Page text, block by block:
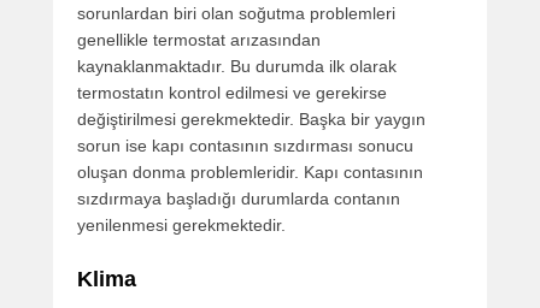
sorunlardan biri olan soğutma problemleri
genellikle termostat arızasından
kaynaklanmaktadır. Bu durumda ilk olarak
termostatın kontrol edilmesi ve gerekirse
değiştirilmesi gerekmektedir. Başka bir yaygın
sorun ise kapı contasının sızdırması sonucu
oluşan donma problemleridir. Kapı contasının
sızdırmaya başladığı durumlarda contanın
yenilenmesi gerekmektedir.
Klima